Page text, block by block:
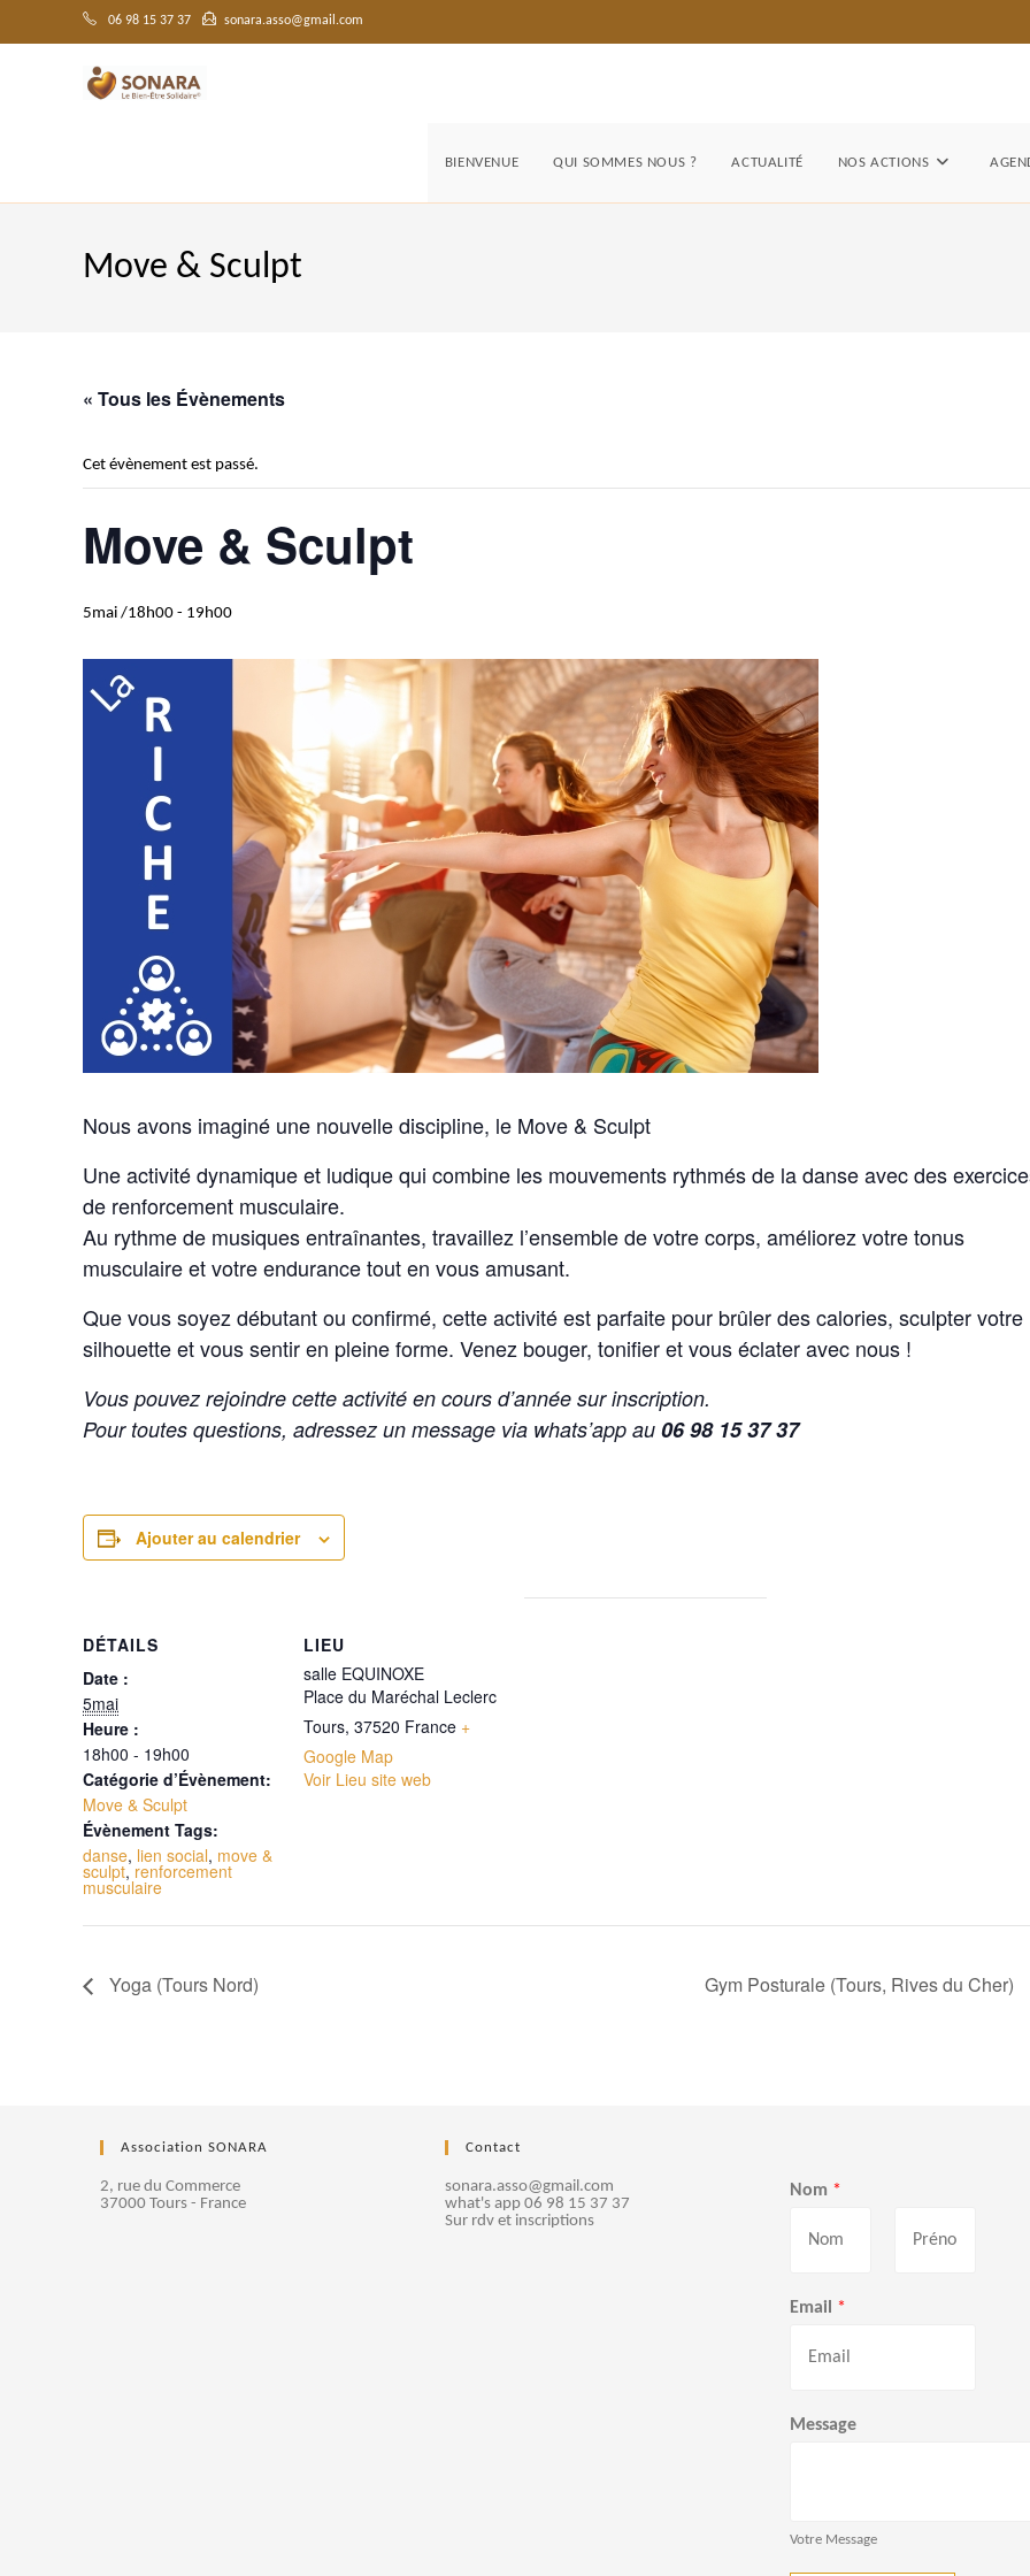
06 98 15 37 37 sonara.asso@gmail.com
BIENVENUE QUI SOMMES NOUS ? ACTUALITÉ NOS ACTIONS
Move & Sculpt
« Tous les Évènements
Cet évènement est passé.
Move & Sculpt
5mai /18h00 - 19h00
Nous avons imaginé une nouvelle discipline, le Move & Sculpt
Une activité dynamique et ludique qui combine les mouvements rythmés de la danse avec des
de renforcement musculaire.
Au rythme de musiques entraînantes, travaillez l’ensemble de votre corps, améliorez votre tonus
musculaire et votre endurance tout en vous amusant.
Que vous soyez débutant ou confirmé, cette activité est parfaite pour brûler des calories, sculpter votre
silhouette et vous sentir en pleine forme. Venez bouger, tonifier et vous éclater avec nous !
Vous pouvez rejoindre cette activité en cours d’année sur inscription.
Pour toutes questions, adressez un message via whats’app au 06 98 15 37 37
Ajouter au calendrier
DÉTAILS
Date :
5mai
Heure :
18h00 - 19h00
Catégorie d’Évènement:
Move & Sculpt
Évènement Tags:
danse, lien social, move &
sculpt, renforcement
musculaire
LIEU
salle EQUINOXE
Place du Maréchal Leclerc
Tours, 37520 France +
Google Map
Voir Lieu site web
Yoga (Tours Nord) Gym Posturale (Tours, Rives du Cher)
Association SONARA
2, rue du Commerce
37000 Tours - France
Contact
sonara.asso@gmail.com
what's app 06 98 15 37 37
Sur rdv et inscriptions
Nom *
r
é
Email *
Message
Votre Message